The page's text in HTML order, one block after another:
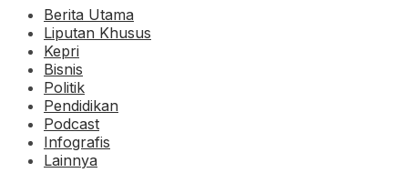
Berita Utama
Liputan Khusus
Kepri
Bisnis
Politik
Pendidikan
Podcast
Infografis
Lainnya